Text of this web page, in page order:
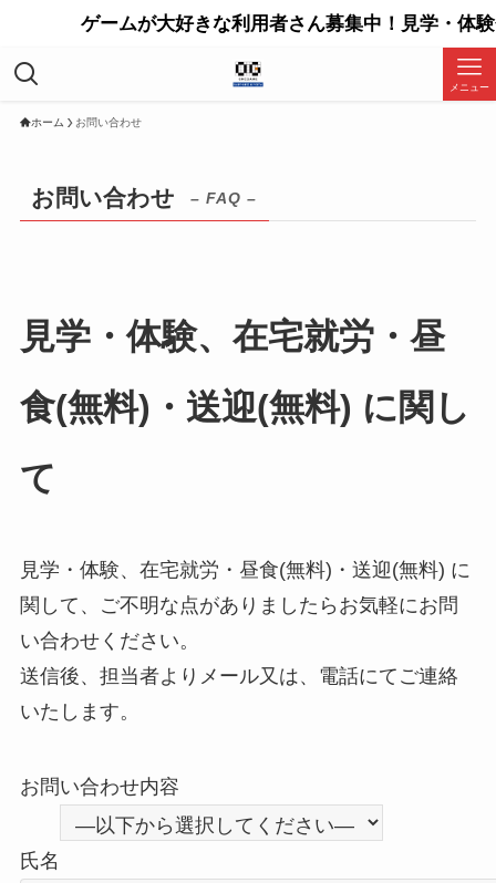
ゲームが大好きな利用者さん募集中！見学・体験
メニュー
ホーム お問い合わせ
お問い合わせ – FAQ –
見学・体験、在宅就労・昼
食(無料)・送迎(無料) に関し
て
見学・体験、在宅就労・昼食(無料)・送迎(無料) に
関して、ご不明な点がありましたらお気軽にお問
い合わせください。
送信後、担当者よりメール又は、電話にてご連絡
いたします。
お問い合わせ内容
氏名